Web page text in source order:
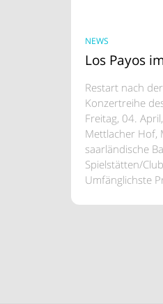
NEWS
Los Payos
Restart nach
Konzertreihe
Freitag, 04.
Mettlacher Hof,
saarländische
Spielstätten/
Umfänglichste